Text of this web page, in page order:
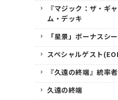
『マジック：ザ・ギ
ム・デッキ
「星景」ボーナスシ
スペシャルゲスト
『久遠の終端』統率
久遠の終端